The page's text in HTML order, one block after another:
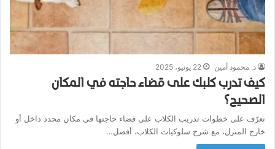
د. محمود أمين 22 يونيو، 2025
كيف تدرب كلبك على قضاء حاجته في المكان
الصحيح؟
تعرّف على خطوات تدريب الكلاب على قضاء حاجتها في مكان محدد داخل أو
خارج المنزل، مع شرح سلوكيات الكلاب، أفضل…